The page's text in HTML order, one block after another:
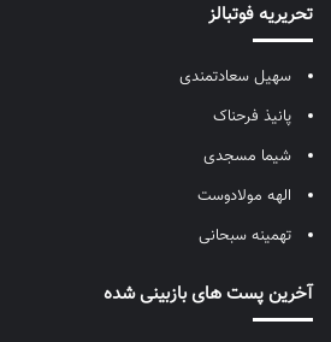
تحریریه فوتبالز
سهیل سعادتمندی
پانیذ فرحناک
شیما مسجدی
الهه مولادوست
تهمینه سبحانی
آخرین پست های بازبینی شده